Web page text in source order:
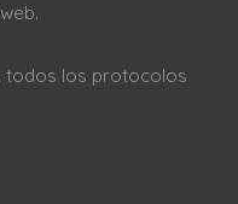
todos los protocolos